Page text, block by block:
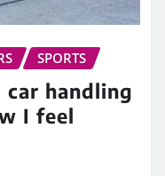
SPORTS
handling
I feel